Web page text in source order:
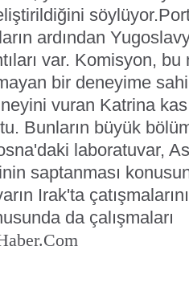
söylüyor.
ardından
var. Komisyon,
bir deneyime
vuran Katrina
Bunların büyük
laboratuvar,
saptanması
Irak'ta
da çalışmaları